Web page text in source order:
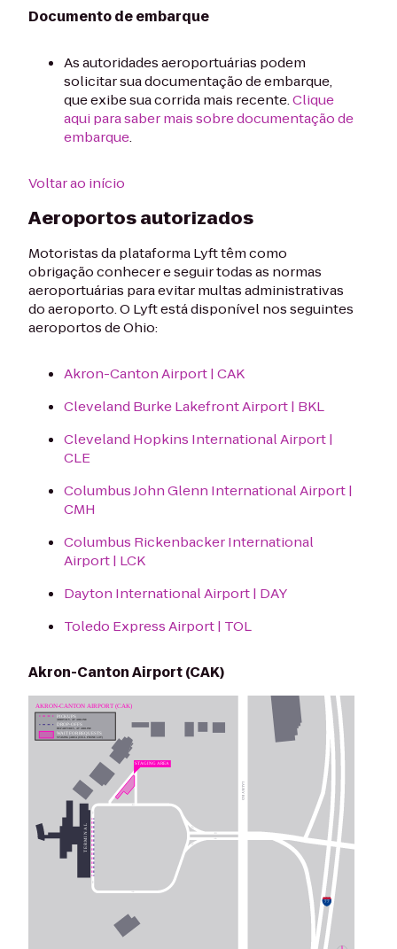
Documento de embarque
As autoridades aeroportuárias podem
solicitar sua documentação de embarque,
que exibe sua corrida mais recente.Clique
aqui para saber mais sobre documentação de
embarque.
Voltar ao início
Aeroportos autorizados
Motoristas da plataforma Lyft têm como
obrigação conhecer e seguir todas as normas
aeroportuárias para evitar multas administrativas
do aeroporto. O Lyft está disponível nos seguintes
aeroportos de Ohio:
Akron-Canton Airport | CAK
Cleveland Burke Lakefront Airport | BKL
Cleveland Hopkins International Airport |
CLE
Columbus John Glenn International Airport |
CMH
Columbus Rickenbacker International
Airport | LCK
Dayton International Airport | DAY
Toledo Express Airport | TOL
Akron-Canton Airport (CAK)